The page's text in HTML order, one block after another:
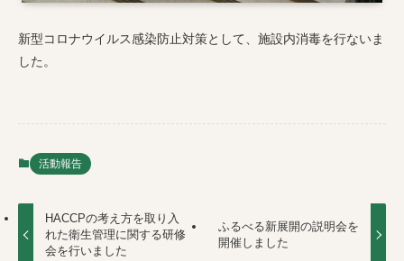
新型コロナウイルス感染防止対策として、施設内消毒を行ないま
した。
活動報告
HACCPの考え方を取り入
れた衛生管理に関する研修
会を行いました
ふるべる新展開の説明会を
開催しました